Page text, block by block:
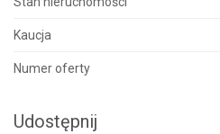
Kaucja
Numer oferty
Udostępnij